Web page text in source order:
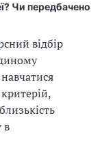
Чи передбачено
відбір
в